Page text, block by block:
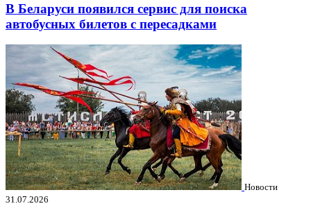
В Беларуси появился сервис для поиска
автобусных билетов с пересадками
Новости
31.07.2026